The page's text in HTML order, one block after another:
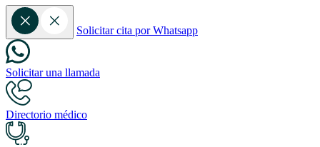
Solicitar cita por Whatsapp
Solicitar una llamada
Directorio médico